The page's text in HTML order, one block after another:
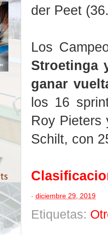
der Peet
Los
Stroetinga
ganar
los 16
Roy Pieters
Schilt, con
- diciembre 29, 2019
Etiquetas: